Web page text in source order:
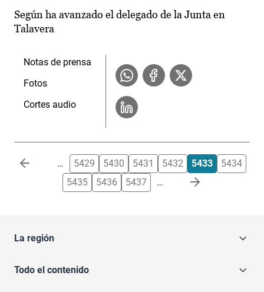
Según ha avanzado el delegado de la Junta en
Talavera
Notas de prensa
Fotos
Cortes audio
Paginación … 5429 5430 5431 5432 5433
5434
5435
5436 5437 …
La región
Todo el contenido